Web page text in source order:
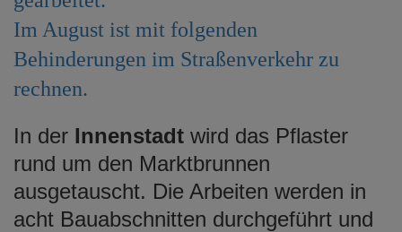
Im August ist mit folgenden
Behinderungen im Straßenverkehr zu
rechnen.
In der Innenstadt wird das Pflaster
rund um den Marktbrunnen
ausgetauscht. Die Arbeiten werden in
acht Bauabschnitten durchgeführt und